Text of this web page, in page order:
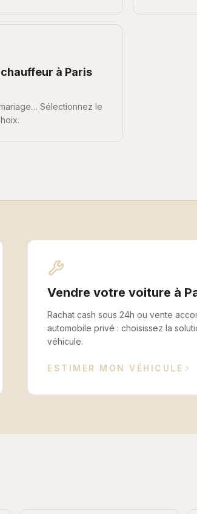
à Paris
Sélectionnez le
Vendre votre voiture à
Rachat cash sous 24h ou vente
automobile privé : choisissez la
véhicule.
ESTIMER MON VÉHICULE